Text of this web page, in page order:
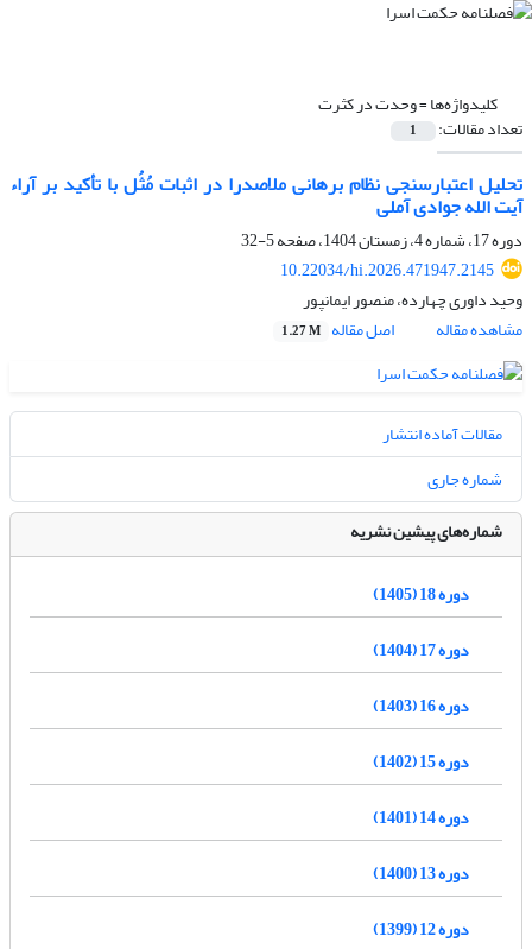
کلیدواژه‌ها =وحدت در کثرت
تعداد مقالات: 1
تحلیل اعتبارسنجی نظام برهانی ملاصدرا در اثبات مُثُل با تأکید بر آراء
آیت الله جوادی آملی
دوره 17، شماره 4، زمستان 1404، صفحه
5-32
10.22034/hi.2026.471947.2145
وحید داوری چهارده، منصور ایمانپور
مشاهده مقاله
اصل مقاله 1.27 M
مقالات آماده انتشار
شماره جاری
شماره‌های پیشین نشریه
دوره 18 (1405)
دوره 17 (1404)
دوره 16 (1403)
دوره 15 (1402)
دوره 14 (1401)
دوره 13 (1400)
دوره 12 (1399)